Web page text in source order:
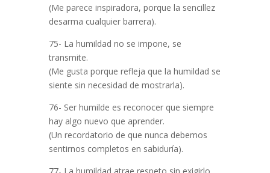
(Me parece inspiradora, porque la sencillez
desarma cualquier barrera).
75- La humildad no se impone, se
transmite.
(Me gusta porque refleja que la humildad se
siente sin necesidad de mostrarla).
76- Ser humilde es reconocer que siempre
hay algo nuevo que aprender.
(Un recordatorio de que nunca debemos
sentirnos completos en sabiduría).